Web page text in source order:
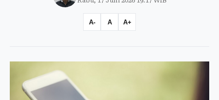
A- A A+